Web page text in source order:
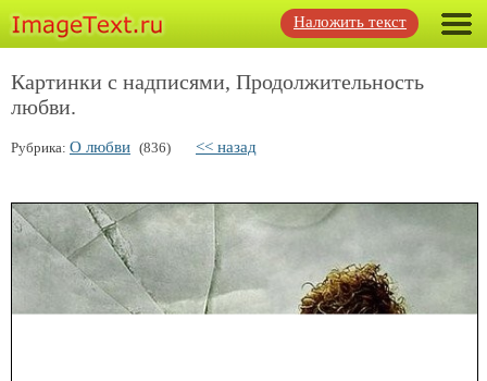
Наложить текст
Картинки с надписями, Продолжительность
любви.
Рубрика: О любви (836) << назад